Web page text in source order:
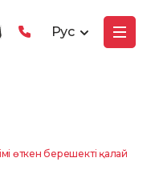
Рус
өткен берешекті қалай